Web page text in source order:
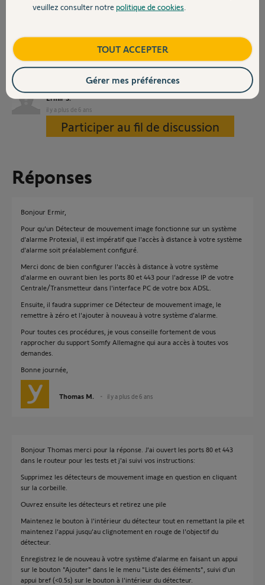
Contact
Ermir S.
il y a plus de 6 ans
Participer au fil de discussion
Réponses
Bonjour Ermir,
Pour qu'un Détecteur de mouvement image fonctionne sur un système
d'alarme Protexial, il est impératif que l'accès à distance à votre système
d'alarme soit préalablement configuré.
Merci donc de bien configurer l'accès à distance à votre système
d'alarme en ouvrant bien les ports 80 et 443 pour l'adresse IP de votre
Centrale/Transmetteur dans l'interface PC de votre box ADSL.
Ensuite, il faudra supprimer ce Détecteur de mouvement image, le
remettre à zéro et l'ajouter à nouveau à votre système d'alarme.
Pour toutes ces procédures, je vous conseille fortement de vous
rapprocher du support Somfy Allemagne qui aura accès à toutes vos
demandes.
Bonne journée,
Thomas M. il y a plus de 6 ans
Bonjour Thomas merci pour la réponse. J'ai ouvert les ports 80 et 443
dans le routeur pour les tests et j'ai suivi vos instructions:
Supprimez les détecteurs de mouvement image en question en cliquant
sur la corbeille.
Ouvrez ensuite les détecteurs et retirez une pile
Maintenez le bouton à l'intérieur du détecteur tout en remettant la pile et
maintenez l'appui jusqu'au clignotement en rouge de l'objectif du
détecteur.
Enregistrez le de nouveau à votre système d'alarme en faisant un appui
sur le bouton "Ajouter" dans le le menu "Liste des éléments", suivi d'un
appui bref (<0.5s) sur le bouton à l'intérieur du détecteur.
veuillez consulter notre politique de cookies
TOUT ACCEPTER
Gérer mes préférences